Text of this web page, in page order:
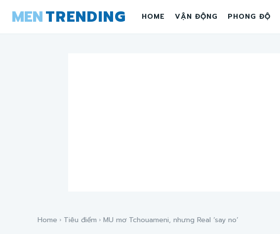
MENTRENDING HOME VẬN ĐỘNG PHONG ĐỘ
Home Tiêu điểm MU mơ Tchouameni, nhưng Real ‘say no’